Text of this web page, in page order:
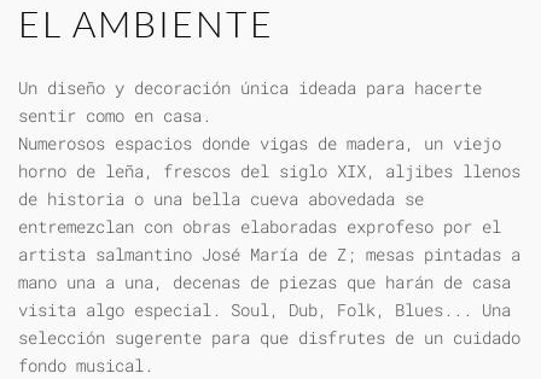
EL AMBIENTE
Un diseño y decoración única ideada para hacerte
sentir como en casa.
Numerosos espacios donde vigas de madera, un viejo
horno de leña, frescos del siglo XIX, aljibes llenos
de historia o una bella cueva abovedada se
entremezclan con obras elaboradas exprofeso por el
artista salmantino José María de Z; mesas pintadas a
mano una a una, decenas de piezas que harán de casa
visita algo especial. Soul, Dub, Folk, Blues... Una
selección sugerente para que disfrutes de un cuidado
fondo musical.